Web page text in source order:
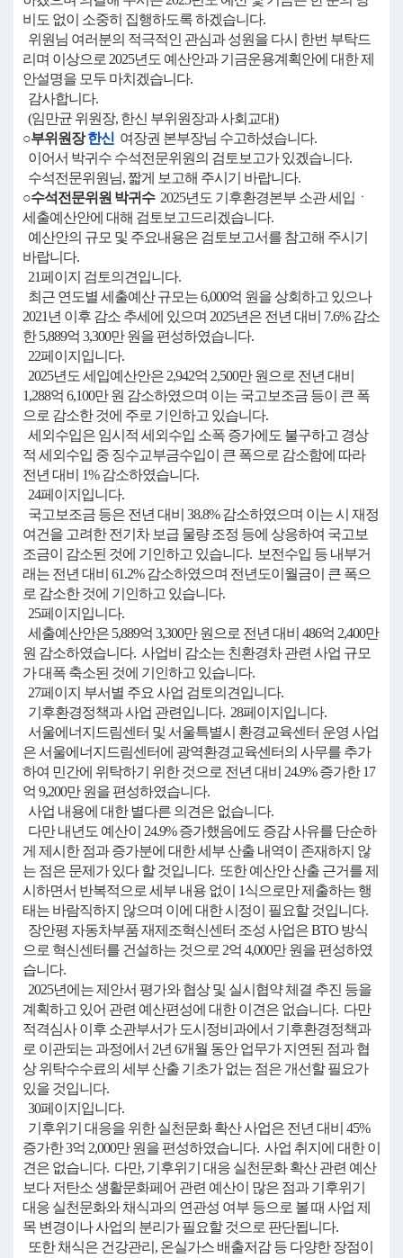
비도 없이 소중히 집행하도록 하겠습니다.
위원님 여러분의 적극적인 관심과 성원을 다시 한번 부탁드
리며 이상으로 2025년도 예산안과 기금운용계획안에 대한 제
안설명을 모두 마치겠습니다.
감사합니다.
(임만균 위원장, 한신 부위원장과 사회교대)
○부위원장한신 여장권 본부장님 수고하셨습니다.
이어서 박귀수 수석전문위원의 검토보고가 있겠습니다.
수석전문위원님, 짧게 보고해 주시기 바랍니다.
○수석전문위원 박귀수2025년도 기후환경본부 소관 세입ㆍ
세출예산안에 대해 검토보고드리겠습니다.
예산안의 규모 및 주요내용은 검토보고서를 참고해 주시기
바랍니다.
21페이지 검토의견입니다.
최근 연도별 세출예산 규모는 6,000억 원을 상회하고 있으나
2021년 이후 감소 추세에 있으며 2025년은 전년 대비 7.6% 감소
한 5,889억 3,300만 원을 편성하였습니다.
22페이지입니다.
2025년도 세입예산안은 2,942억 2,500만 원으로 전년 대비
1,288억 6,100만 원 감소하였으며 이는 국고보조금 등이 큰 폭
으로 감소한 것에 주로 기인하고 있습니다.
세외수입은 임시적 세외수입 소폭 증가에도 불구하고 경상
적 세외수입 중 징수교부금수입이 큰 폭으로 감소함에 따라
전년 대비 1% 감소하였습니다.
24페이지입니다.
국고보조금 등은 전년 대비 38.8% 감소하였으며 이는 시 재정
여건을 고려한 전기차 보급 물량 조정 등에 상응하여 국고보
조금이 감소된 것에 기인하고 있습니다. 보전수입 등 내부거
래는 전년 대비 61.2% 감소하였으며 전년도이월금이 큰 폭으
로 감소한 것에 기인하고 있습니다.
25페이지입니다.
세출예산안은 5,889억 3,300만 원으로 전년 대비 486억 2,400만
원 감소하였습니다. 사업비 감소는 친환경차 관련 사업 규모
가 대폭 축소된 것에 기인하고 있습니다.
27페이지 부서별 주요 사업 검토의견입니다.
기후환경정책과 사업 관련입니다. 28페이지입니다.
서울에너지드림센터 및 서울특별시 환경교육센터 운영 사업
은 서울에너지드림센터에 광역환경교육센터의 사무를 추가
하여 민간에 위탁하기 위한 것으로 전년 대비 24.9% 증가한 17
억 9,200만 원을 편성하였습니다.
사업 내용에 대한 별다른 의견은 없습니다.
다만 내년도 예산이 24.9% 증가했음에도 증감 사유를 단순하
게 제시한 점과 증가분에 대한 세부 산출 내역이 존재하지 않
는 점은 문제가 있다 할 것입니다. 또한 예산안 산출 근거를 제
시하면서 반복적으로 세부 내용 없이 1식으로만 제출하는 행
태는 바람직하지 않으며 이에 대한 시정이 필요할 것입니다.
장안평 자동차부품 재제조혁신센터 조성 사업은 BTO 방식
으로 혁신센터를 건설하는 것으로 2억 4,000만 원을 편성하였
습니다.
2025년에는 제안서 평가와 협상 및 실시협약 체결 추진 등을
계획하고 있어 관련 예산편성에 대한 이견은 없습니다. 다만
적격심사 이후 소관부서가 도시정비과에서 기후환경정책과
로 이관되는 과정에서 2년 6개월 동안 업무가 지연된 점과 협
상 위탁수수료의 세부 산출 기초가 없는 점은 개선할 필요가
있을 것입니다.
30페이지입니다.
기후위기 대응을 위한 실천문화 확산 사업은 전년 대비 45%
증가한 3억 2,000만 원을 편성하였습니다. 사업 취지에 대한 이
견은 없습니다. 다만, 기후위기 대응 실천문화 확산 관련 예산
보다 저탄소 생활문화페어 관련 예산이 많은 점과 기후위기
대응 실천문화와 채식과의 연관성 여부 등으로 볼 때 사업 제
목 변경이나 사업의 분리가 필요할 것으로 판단됩니다.
또한 채식은 건강관리, 온실가스 배출저감 등 다양한 장점이